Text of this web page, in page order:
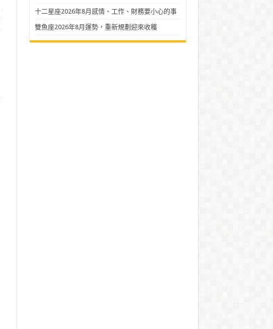
十二星座2026年8月感情、工作、財務要小心的事
雙魚座2026年8月運勢，重新規劃迎來收穫